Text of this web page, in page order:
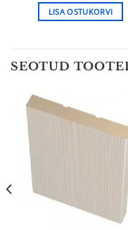
LISA OSTUKORVI
SEOTUD